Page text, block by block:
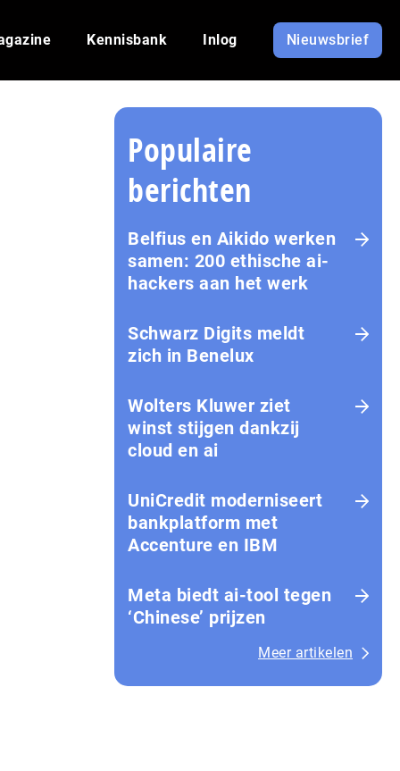
Kennisbank Inlog Nieuwsbrief
Populaire
berichten
Belfius en Aikido werken
samen: 200 ethische ai-
hackers aan het werk
Schwarz Digits meldt
zich in Benelux
Wolters Kluwer ziet
winst stijgen dankzij
cloud en ai
UniCredit moderniseert
bankplatform met
Accenture en IBM
Meta biedt ai-tool tegen
‘Chinese’ prijzen
Meer artikelen